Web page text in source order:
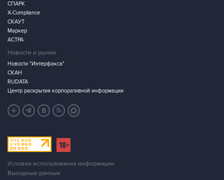
СПАРК
X-Compliance
СКАУТ
Маркер
АСТРА
Новости и рынки
Новости "Интерфакса"
СКАН
RUDATA
Центр раскрытия корпоративной информации
Условия использования информации
Выходные данные